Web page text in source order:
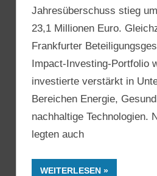
Jahresüberschuss stieg
23,1 Millionen Euro.
Frankfurter
Impact-Investing-Portfolio
investierte verstärkt in
Bereichen Energie,
nachhaltige Technologien.
legten auch
WEITERLESEN